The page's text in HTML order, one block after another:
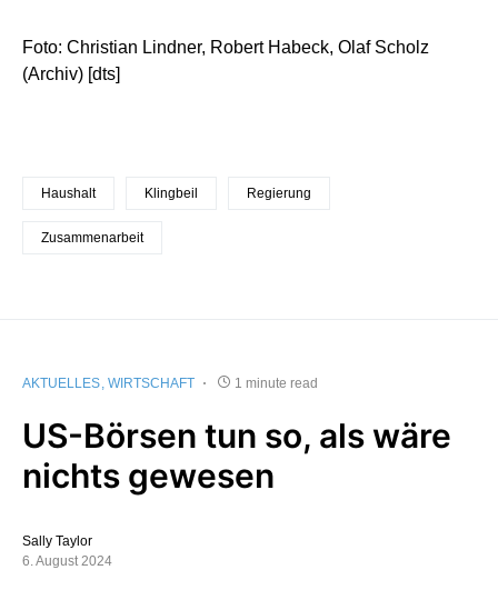
Foto: Christian Lindner, Robert Habeck, Olaf Scholz
(Archiv) [dts]
Haushalt Klingbeil Regierung
Zusammenarbeit
AKTUELLES WIRTSCHAFT 1 minute read
US-Börsen tun so, als wäre
nichts gewesen
Sally Taylor
6. August 2024